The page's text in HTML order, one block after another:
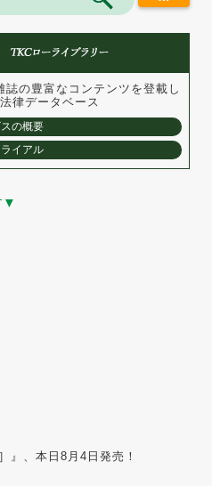
の豊富なコンテンツを登載し
律データベース
の概要
イアル
▼
』、本日8月4日発売！